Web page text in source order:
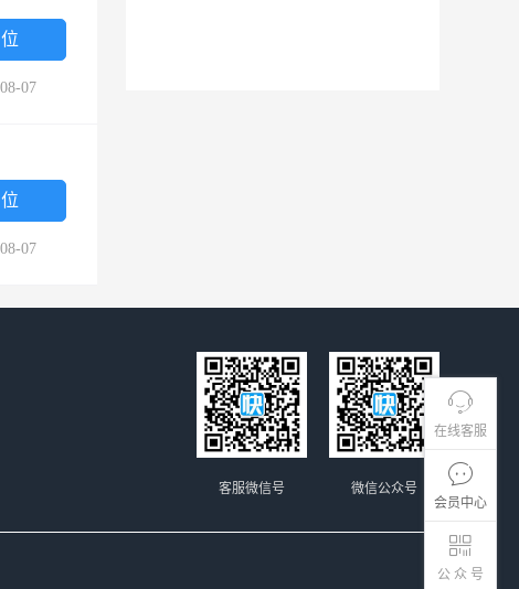
在线客服
会员中心
公 众 号
07
07
微信公众号
客服微信号